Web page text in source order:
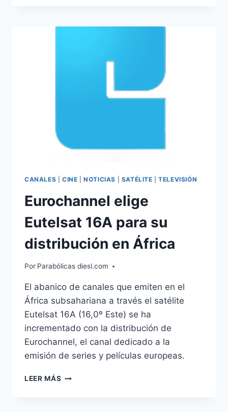
CANALES CINE |NOTICIAS SATÉLITE |TELEVISIÓN
Eurochannel elige
Eutelsat 16A para su
distribución en África
Por Parabólicas diesl.com
El abanico de canales que emiten en el
África subsahariana a través el satélite
Eutelsat 16A (16,0º Este) se ha
incrementado con la distribución de
Eurochannel, el canal dedicado a la
emisión de series y películas europeas.
LEER MÁS EUROCHANNEL